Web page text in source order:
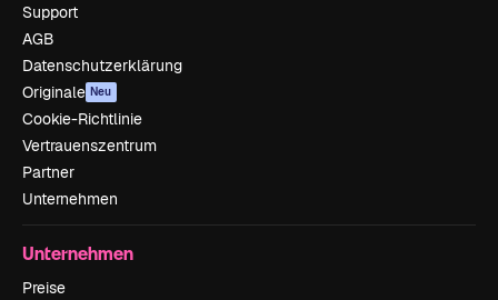
Support
AGB
Datenschutzerklärung
Originale Neu
Cookie-Richtlinie
Vertrauenszentrum
Partner
Unternehmen
Unternehmen
Preise